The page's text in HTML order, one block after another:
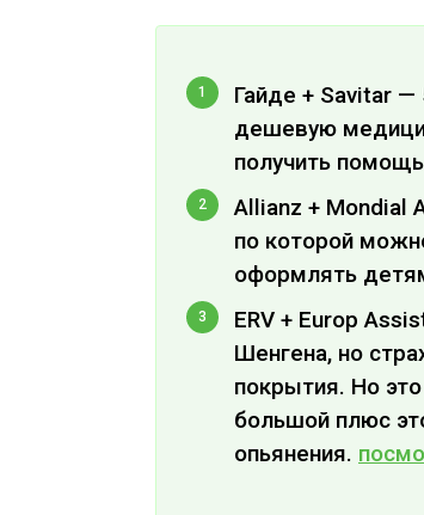
Гайде + Savitar
дешевую
получить
Allianz + Mondial
по которой
оформлять
ERV + Europ
Шенгена, но
покрытия. Но
большой плюс
опьянения.